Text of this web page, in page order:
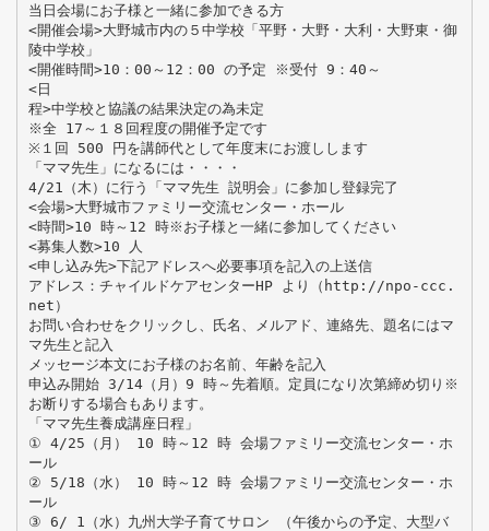
当日会場にお子様と一緒に参加できる方
<開催会場>大野城市内の５中学校「平野・大野・大利・大野東・御
陵中学校」
<開催時間>10：00～12：00 の予定 ※受付 9：40～
<日
程>中学校と協議の結果決定の為未定
※全 17～１８回程度の開催予定です
※１回 500 円を講師代として年度末にお渡しします
「ママ先生」になるには・・・・
4/21（木）に行う「ママ先生 説明会」に参加し登録完了
<会場>大野城市ファミリー交流センター・ホール
<時間>10 時～12 時※お子様と一緒に参加してください
<募集人数>10 人
<申し込み先>下記アドレスへ必要事項を記入の上送信
アドレス：チャイルドケアセンターHP より（http://npo-ccc.
net）
お問い合わせをクリックし、氏名、メルアド、連絡先、題名にはマ
マ先生と記入
メッセージ本文にお子様のお名前、年齢を記入
申込み開始 3/14（月）9 時～先着順。定員になり次第締め切り※
お断りする場合もあります。
「ママ先生養成講座日程」
① 4/25（月） 10 時～12 時 会場ファミリー交流センター・ホ
ール
② 5/18（水） 10 時～12 時 会場ファミリー交流センター・ホ
ール
③ 6/ 1（水）九州大学子育てサロン （午後からの予定、大型バ